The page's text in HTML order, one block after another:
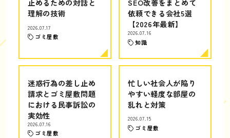
止めるための対話と
理解の技術
2026.07.17
ゴミ屋敷
SEO改善をまとめて
依頼できる会社5選
【2026年最新】
2026.07.16
知識
迷惑行為の差し止め
請求とゴミ屋敷問題
における民事訴訟の
実効性
2026.07.16
ゴミ屋敷
忙しい社会人が陥り
やすい軽度な部屋の
乱れと対策
2026.07.15
ゴミ屋敷